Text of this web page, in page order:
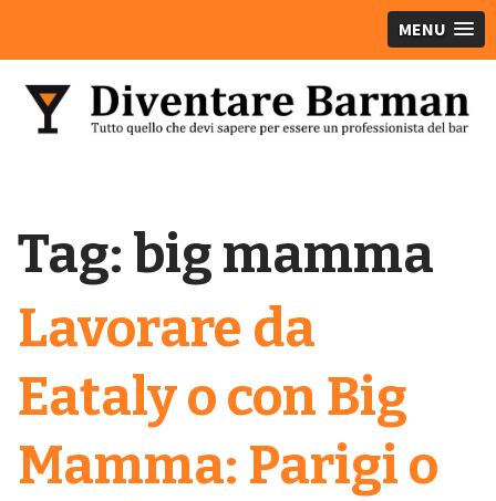
MENU
Tag: big mamma
Lavorare da
Eataly o con Big
Mamma: Parigi o